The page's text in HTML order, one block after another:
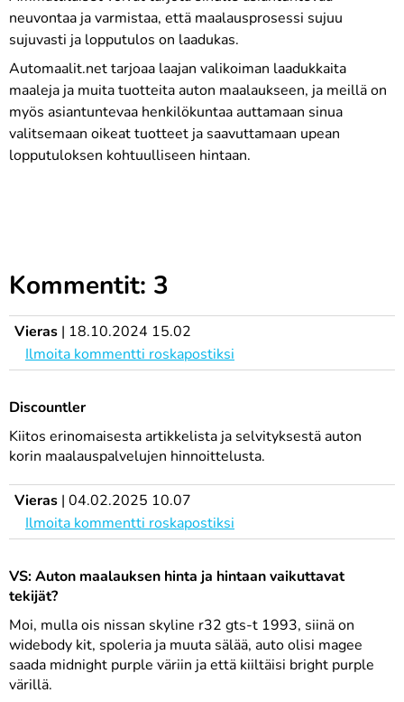
neuvontaa ja varmistaa, että maalausprosessi sujuu
sujuvasti ja lopputulos on laadukas.
Automaalit.net tarjoaa laajan valikoiman laadukkaita
maaleja ja muita tuotteita auton maalaukseen, ja meillä on
myös asiantuntevaa henkilökuntaa auttamaan sinua
valitsemaan oikeat tuotteet ja saavuttamaan upean
lopputuloksen kohtuulliseen hintaan.
Kommentit: 3
Vieras | 18.10.2024 15.02
Ilmoita kommentti roskapostiksi
Discountler
Kiitos erinomaisesta artikkelista ja selvityksestä auton
korin maalauspalvelujen hinnoittelusta.
Vieras | 04.02.2025 10.07
Ilmoita kommentti roskapostiksi
VS: Auton maalauksen hinta ja hintaan vaikuttavat
tekijät?
Moi, mulla ois nissan skyline r32 gts-t 1993, siinä on
widebody kit, spoleria ja muuta sälää, auto olisi magee
saada midnight purple väriin ja että kiiltäisi bright purple
värillä.